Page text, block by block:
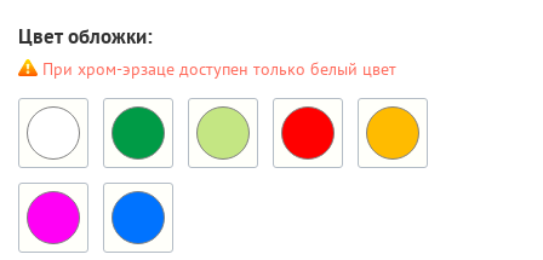
Цвет обложки:
При хром-эрзаце доступен только белый цвет